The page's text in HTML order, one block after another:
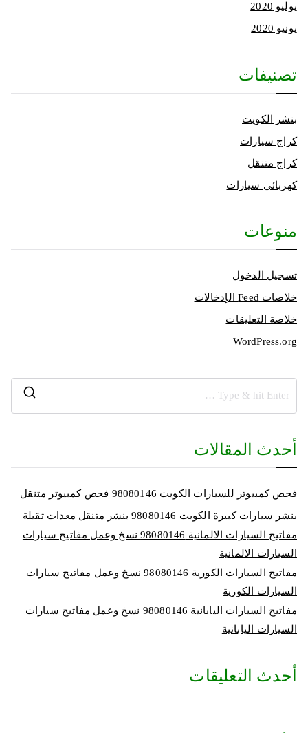
يوليو 2020
يونيو 2020
تصنيفات
بنشر الكويت
كراج سيارات
كراج متنقل
كهربائي سيارات
منوعات
تسجيل الدخول
خلاصات Feed الإدخالات
خلاصة التعليقات
WordPress.org
أحدث المقالات
فحص كمبيوتر للسيارات الكويت 98080146‬ فحص كمبيوتر متنقل
بنشر سيارات كبيرة الكويت 98080146‬ بنشر متنقل معدات ثقيلة
مفاتيح السيارات الالمانية 98080146‬ نسخ وعمل مفاتيح سيارات
السيارات الالمانية
مفاتيح السيارات الكورية 98080146‬ نسخ وعمل مفاتيح سيارات
السيارات الكورية
مفاتيح السيارات اليابانية 98080146‬ نسخ وعمل مفاتيح سيارات
السيارات اليابانية
أحدث التعليقات